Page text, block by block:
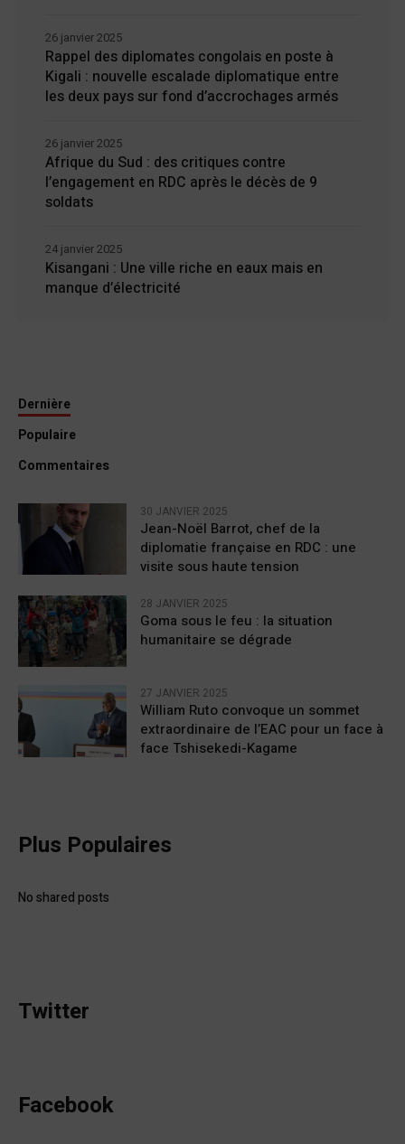
Rappel des diplomates congolais en poste à
Kigali : nouvelle escalade diplomatique entre
les deux pays sur fond d’accrochages armés
26 janvier 2025
Afrique du Sud : des critiques contre
l’engagement en RDC après le décès de 9
soldats
26 janvier 2025
Kisangani : Une ville riche en eaux mais en
manque d’électricité
24 janvier 2025
Dernière
Populaire
Commentaires
30 JANVIER 2025
Jean-Noël Barrot, chef de la
diplomatie française en RDC : une
visite sous haute tension
28 JANVIER 2025
Goma sous le feu : la situation
humanitaire se dégrade
27 JANVIER 2025
William Ruto convoque un sommet
extraordinaire de l’EAC pour un face à
face Tshisekedi-Kagame
Plus Populaires
No shared posts
Twitter
Facebook